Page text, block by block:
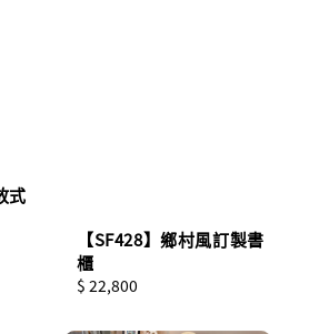
式
【SF428】鄉村風訂製書
櫃
Regular
$ 22,800